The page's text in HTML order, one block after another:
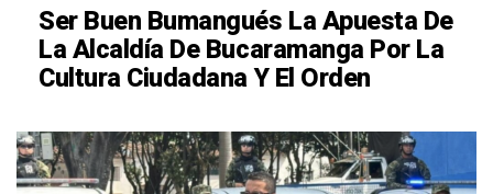
Ser Buen Bumangués La Apuesta De
La Alcaldía De Bucaramanga Por La
Cultura Ciudadana Y El Orden